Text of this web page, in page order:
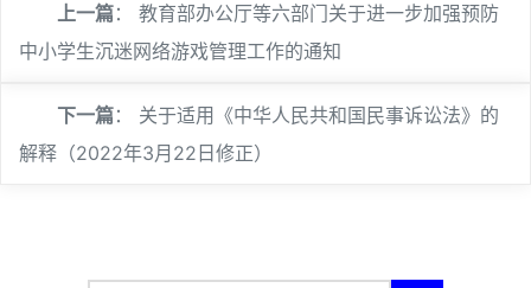
上一篇： 教育部办公厅等六部门关于进一步加强预防
中小学生沉迷网络游戏管理工作的通知
下一篇： 关于适用《中华人民共和国民事诉讼法》的
解释（2022年3月22日修正）